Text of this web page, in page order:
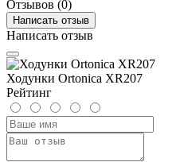
Отзывов (0)
Написать отзыв
Написать отзыв
Ходунки Ortonica XR207
Рейтинг